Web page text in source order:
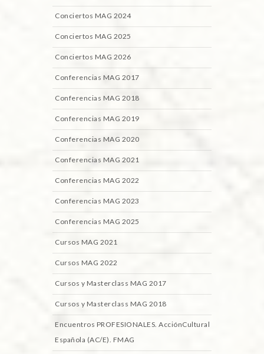
Conciertos MAG 2024
Conciertos MAG 2025
Conciertos MAG 2026
Conferencias MAG 2017
Conferencias MAG 2018
Conferencias MAG 2019
Conferencias MAG 2020
Conferencias MAG 2021
Conferencias MAG 2022
Conferencias MAG 2023
Conferencias MAG 2025
Cursos MAG 2021
Cursos MAG 2022
Cursos y Masterclass MAG 2017
Cursos y Masterclass MAG 2018
Encuentros PROFESIONALES. AcciónCultural
Española (AC/E). FMAG